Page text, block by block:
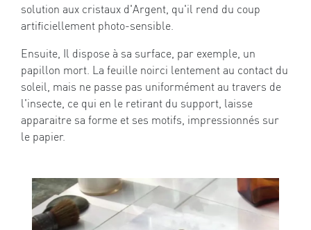
solution aux cristaux d'Argent, qu'il rend du coup
artificiellement photo-sensible.
Ensuite, Il dispose à sa surface, par exemple, un
papillon mort. La feuille noirci lentement au contact du
soleil, mais ne passe pas uniformément au travers de
l'insecte, ce qui en le retirant du support, laisse
apparaitre sa forme et ses motifs, impressionnés sur
le papier.